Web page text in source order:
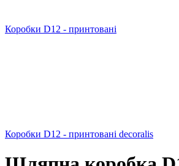
Коробки D12 - принтовані
Коробки D12 - принтовані decoralis